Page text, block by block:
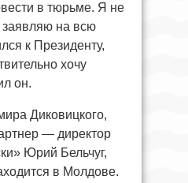
в тюрьме. Я не
на всю
к Президенту,
хочу
он.
Диковицкого,
— директор
Юрий Бельчуг,
в Молдове.